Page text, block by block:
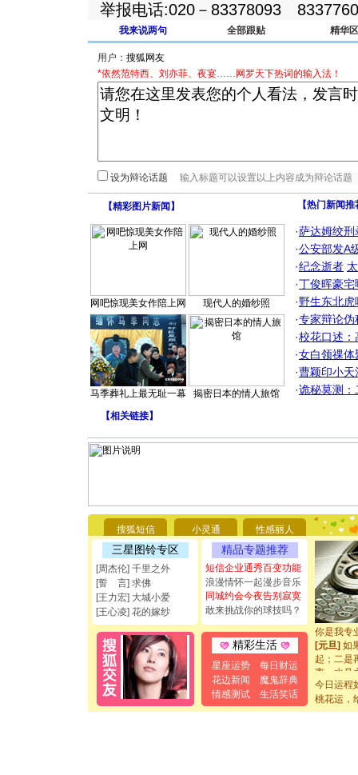
举报电话:020－83378093
我来说两句 全部跟贴 精华区
用户：
*依然范特西、刘亦菲、夜宴……网罗天下热词的输入法！
设为辩论话题
【精彩图片新闻 】
网吧惊现美女作陪上网 现代人的婚纱照
马季葬礼上最无耻一幕 揭密日本的情人旅馆
【热门新闻
·萨达姆绞刑
·公安部发A
·纪念逝者
·丁俊晖豪
·野生东北
·专家辩论伪
·校花口述：
·女白领祼体
·曹颖印小天
·诡秘莫测：
【相关链接】
搜狐短信 小灵通 性感丽人
三星图铃专区
[周杰伦] 千里之外
[誓 言] 求佛
[王力宏] 大城小爱
[王心凌] 花的嫁纱
精品专题推荐
短信企业通秀百变功能
浪漫情怀一起漫步音乐
同城约会今夜告别寂寞
敢来挑战你的球技吗？
精彩生活
星座运势
每日财运
花边新闻
魔鬼辞典
情感测试
生活笑话
你太多，
要平安！
[圣诞节]
能正大
都要快乐
[圣诞节]
如意,快
[元旦]看
断电。爱
你是我专
[元旦]如
起；二是
离。水晶
[元旦]当
泣，这痛
今日运程
桃花运，